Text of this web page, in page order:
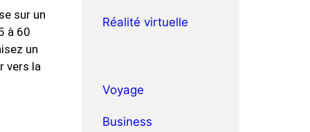
Réalité virtuelle
Voyage
Business
sur un
à 60
un
vers la